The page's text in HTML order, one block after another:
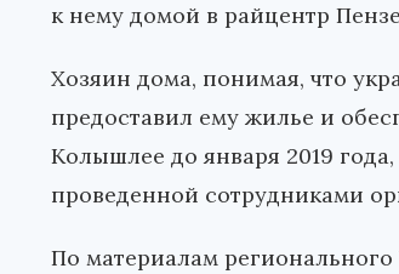
к нему домой в райцентр
Хозяин дома, понимая, что
предоставил ему жилье и
Колышлее до января 2019
проведенной сотрудниками
По материалам